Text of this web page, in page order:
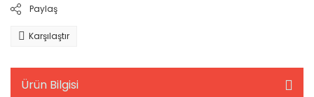
Paylaş
Karşılaştır
Ürün Bilgisi